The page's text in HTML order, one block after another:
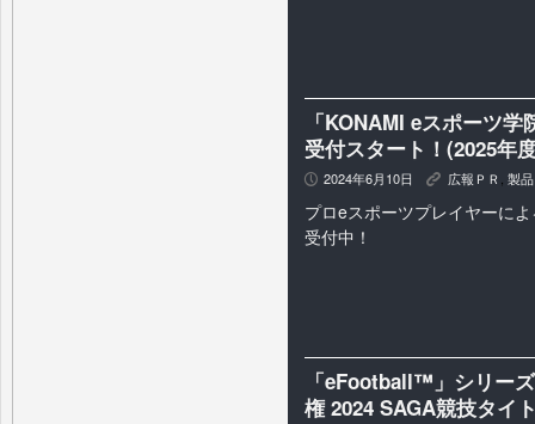
「KONAMI eスポーツ
受付スタート！(2025年
P 2024年6月10日 K 広報ＰＲ 製
プロeスポーツプレイヤーに
受付中！
「eFootball™」シリー
権 2024 SAGA競技タイ